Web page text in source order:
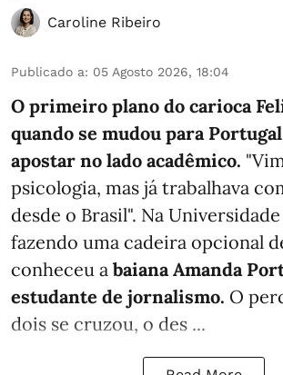
Caroline Ribeiro
Publicado a: 05 Agosto 2026, 18:04
O primeiro plano do carioca
quando se mudou para
apostar no lado acadêmico.
psicologia, mas já trabalhava
desde o Brasil". Na
fazendo uma cadeira opcional
conheceu a baiana Amanda
estudante de jornalismo. O
dois se cruzou, o des ...